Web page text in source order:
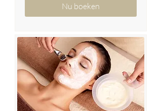
Nu boeken